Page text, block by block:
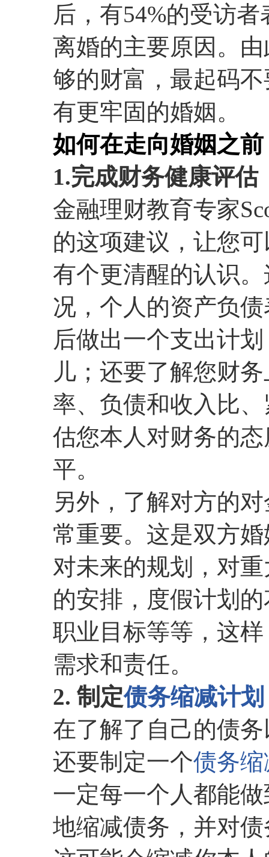
后，有54%的受访
离婚的主要原因。
够的财富，最起码
有更牢固的婚姻。
如何在走向婚姻之
1.完成财务健康评估
金融理财教育专家
的这项建议，让您
有个更清醒的认识
况，个人的资产负
后做出一个支出计
儿；还要了解您财
率、负债和收入比
估您本人对财务的
平。
另外，了解对方的
常重要。这是双方
对未来的规划，对
的安排，度假计划
职业目标等等，这
需求和责任。
2. 制定债务缩减计划
在了解了自己的债
还要制定一个债务
一定每一个人都能
地缩减债务，并对